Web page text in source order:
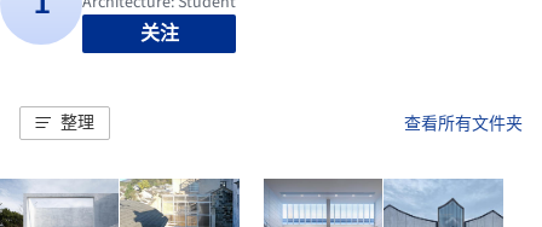
关注
整理 查看所有文件夹